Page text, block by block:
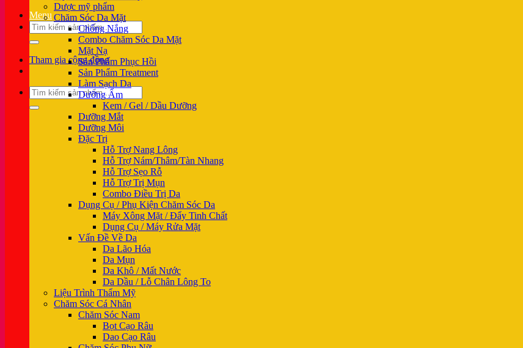
Menu
Tìm
kiếm:
Tham gia cộng đồng
Tìm
kiếm:
Dược mỹ phẩm
Chăm Sóc Da Mặt
Chống Nắng
Combo Chăm Sóc Da Mặt
Mặt Nạ
Sản Phẩm Phục Hồi
Sản Phẩm Treatment
Làm Sạch Da
Dưỡng Ẩm
Kem / Gel / Dầu Dưỡng
Dưỡng Mắt
Dưỡng Môi
Đặc Trị
Hỗ Trợ Nang Lông
Hỗ Trợ Nám/Thâm/Tàn Nhang
Hỗ Trợ Sẹo Rỗ
Hỗ Trợ Trị Mụn
Combo Điều Trị Da
Dụng Cụ / Phụ Kiện Chăm Sóc Da
Máy Xông Mặt / Đẩy Tinh Chất
Dụng Cụ / Máy Rửa Mặt
Vấn Đề Về Da
Da Lão Hóa
Da Mụn
Da Khô / Mất Nước
Da Dầu / Lỗ Chân Lông To
Liệu Trình Thẩm Mỹ
Chăm Sóc Cá Nhân
Chăm Sóc Nam
Bọt Cạo Râu
Dao Cạo Râu